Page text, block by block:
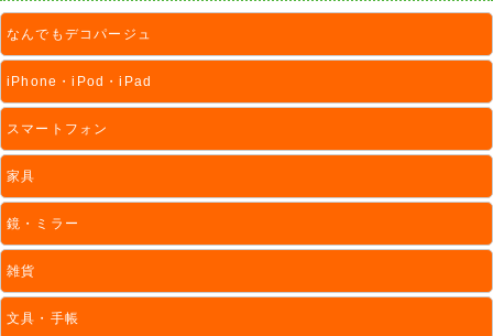
なんでもデコパージュ
iPhone・iPod・iPad
スマートフォン
家具
鏡・ミラー
雑貨
文具・手帳